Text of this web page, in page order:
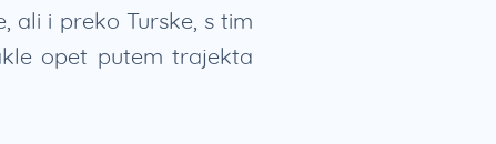
ali i preko Turske, s tim
opet putem trajekta